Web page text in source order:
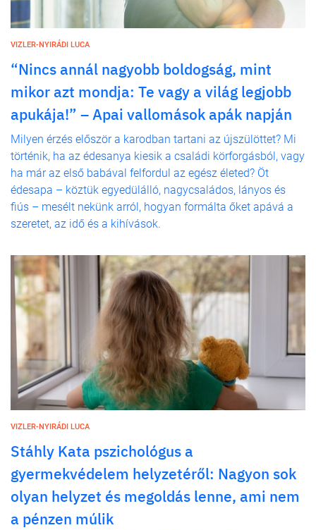
VIZLER-NYIRÁDI LUCA
“Nincs annál nagyobb boldogság, mint
mikor azt mondja: Te vagy a világ legjobb
apukája!” – Apai vallomások apák napján
Milyen érzés először a karodban tartani az újszülöttet? Mi
történik, ha az édesanya kiesik a családi körforgásból, vagy
ha már az első babával felfordul az egész életed? Öt
édesapa – köztük egyedülálló, nagycsaládos, lányos és
fiús – mesélt nekünk arról, hogyan formálta őket apává a
szeretet, az idő és a kihívások.
VIZLER-NYIRÁDI LUCA
Stáhly Kata pszichológus a
gyermekvédelem helyzetéről: Nagyon sok
olyan helyzet és megoldás lenne, ami nem
a pénzen múlik